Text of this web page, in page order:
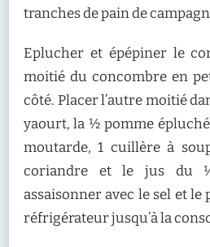
tranches de pain de
Eplucher et épépiner le
moitié du concombre en
côté. Placer l’autre moitié
yaourt, la ½ pomme
moutarde, 1 cuillère à
coriandre et le jus du
assaisonner avec le sel et le
réfrigérateur jusqu’à la